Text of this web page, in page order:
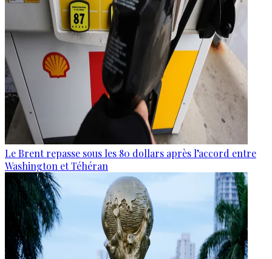
Le Brent repasse sous les 80 dollars après l’accord entre
Washington et Téhéran